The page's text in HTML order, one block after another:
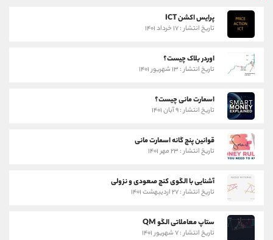
پرایس اکشن ICT
تاریخ انتشار : ۱۷ خرداد ۱۴۰۱
اوردر بلاک چیست؟
تاریخ انتشار : ۱۳ شهریور ۱۴۰۱
اسمارت مانی چیست؟
تاریخ انتشار : ۹ آبان ۱۴۰۱
قوانین پنج گانه اسمارت مانی
تاریخ انتشار : ۲۳ مهر ۱۴۰۱
آشنایی با الگوی کنج صعودی و نزولی
تاریخ انتشار : ۲۷ اردیبهشت ۱۴۰۱
ستاپ معاملاتی الگو QM
تاریخ انتشار : ۷ شهریور ۱۴۰۱